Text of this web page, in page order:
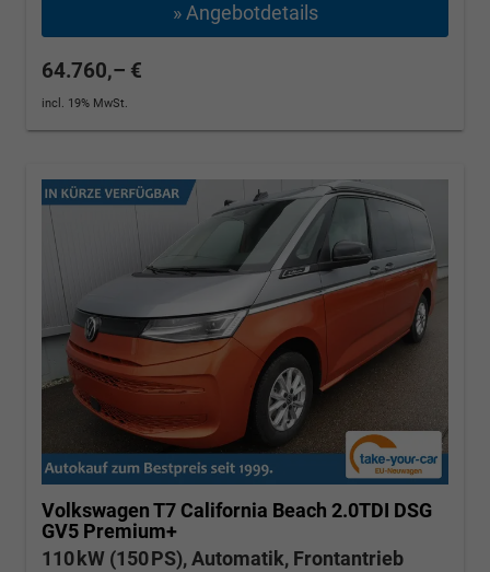
» Angebotdetails
64.760,– €
incl. 19% MwSt.
Volkswagen T7 California Beach 2.0TDI DSG
GV5 Premium+
110 kW (150 PS), Automatik, Frontantrieb